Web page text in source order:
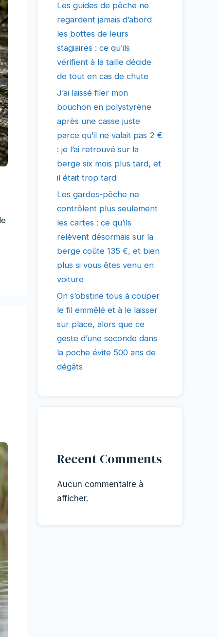
Les guides de pêche ne
regardent jamais d’abord
les bottes de leurs
stagiaires : ce qu’ils
vérifient à la taille décide
de tout en cas de chute
J’ai laissé filer mon
bouchon en polystyrène
après une casse juste
parce qu’il ne valait pas 2 €
: je l’ai retrouvé sur la
berge six mois plus tard, et
il était trop tard
Les gardes-pêche ne
contrôlent plus seulement
les cartes : ce qu’ils
relèvent désormais sur la
berge coûte 135 €, et bien
plus si vous êtes venu en
voiture
On s’obstine tous à couper
le fil emmêlé et à le laisser
sur place, alors que ce
geste d’une seconde dans
la poche évite 500 ans de
dégâts
Recent Comments
Aucun commentaire à
afficher.